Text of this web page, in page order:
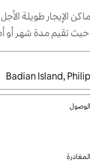
الإيجار طويلة
تقيم مدة شهر أو
النتائج، انتقل